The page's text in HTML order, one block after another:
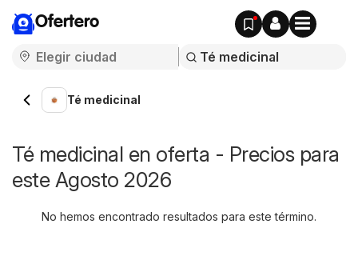
Ofertero
Té medicinal
Té medicinal en oferta - Precios para
este Agosto 2026
No hemos encontrado resultados para este término.